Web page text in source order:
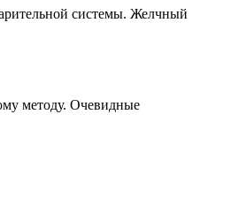
системы. Желчный
методу. Очевидные